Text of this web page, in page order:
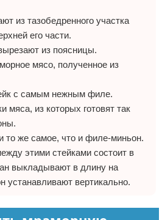
из тазобедренного участка
его части.
из поясницы.
мясо, полученное из
с самым нежным филе.
мяса, из которых готовят так
то же самое, что и филе-миньон.
этими стейками состоит в
выкладывают в длину на
устанавливают вертикально.